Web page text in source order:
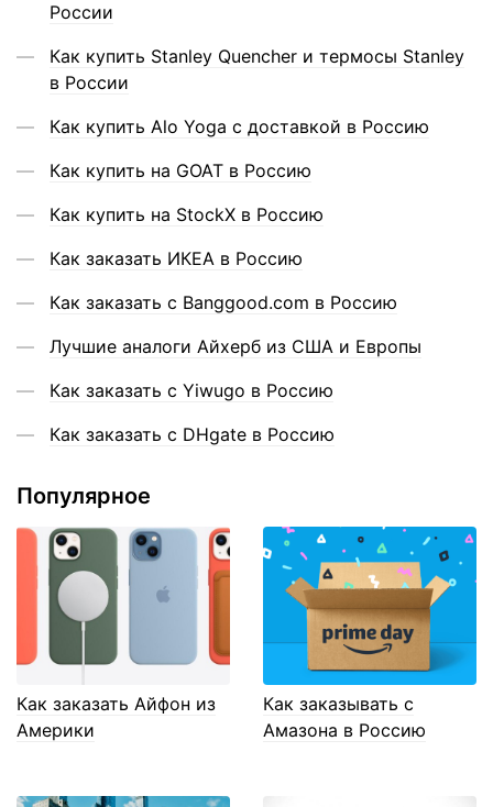
России
Как купить Stanley Quencher и термосы Stanley
в России
Как купить Alo Yoga с доставкой в Россию
Как купить на GOAT в Россию
Как купить на StockX в Россию
Как заказать ИКЕА в Россию
Как заказать с Banggood.com в Россию
Лучшие аналоги Айхерб из США и Европы
Как заказать с Yiwugo в Россию
Как заказать с DHgate в Россию
Популярное
Как заказать Айфон из
Америки
Как заказывать с
Амазона в Россию